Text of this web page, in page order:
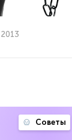
Советы